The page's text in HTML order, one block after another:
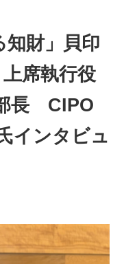
知財」貝印
席執行役
長 CIPO
インタビュ